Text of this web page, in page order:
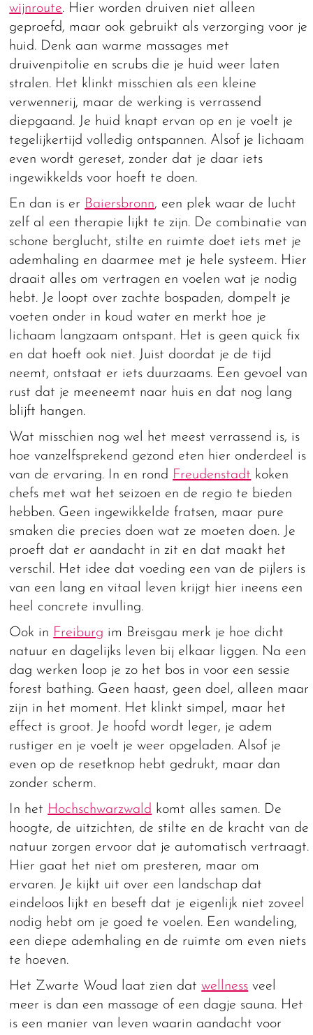
wijnroute. Hier worden druiven niet alleen
geproefd, maar ook gebruikt als verzorging voor je
huid. Denk aan warme massages met
druivenpitolie en scrubs die je huid weer laten
stralen. Het klinkt misschien als een kleine
verwennerij, maar de werking is verrassend
diepgaand. Je huid knapt ervan op en je voelt je
tegelijkertijd volledig ontspannen. Alsof je lichaam
even wordt gereset, zonder dat je daar iets
ingewikkelds voor hoeft te doen.
En dan is er Baiersbronn, een plek waar de lucht
zelf al een therapie lijkt te zijn. De combinatie van
schone berglucht, stilte en ruimte doet iets met je
ademhaling en daarmee met je hele systeem. Hier
draait alles om vertragen en voelen wat je nodig
hebt. Je loopt over zachte bospaden, dompelt je
voeten onder in koud water en merkt hoe je
lichaam langzaam ontspant. Het is geen quick fix
en dat hoeft ook niet. Juist doordat je de tijd
neemt, ontstaat er iets duurzaams. Een gevoel van
rust dat je meeneemt naar huis en dat nog lang
blijft hangen.
Wat misschien nog wel het meest verrassend is, is
hoe vanzelfsprekend gezond eten hier onderdeel is
van de ervaring. In en rond Freudenstadt koken
chefs met wat het seizoen en de regio te bieden
hebben. Geen ingewikkelde fratsen, maar pure
smaken die precies doen wat ze moeten doen. Je
proeft dat er aandacht in zit en dat maakt het
verschil. Het idee dat voeding een van de pijlers is
van een lang en vitaal leven krijgt hier ineens een
heel concrete invulling.
Ook in Freiburg im Breisgau merk je hoe dicht
natuur en dagelijks leven bij elkaar liggen. Na een
dag werken loop je zo het bos in voor een sessie
forest bathing. Geen haast, geen doel, alleen maar
zijn in het moment. Het klinkt simpel, maar het
effect is groot. Je hoofd wordt leger, je adem
rustiger en je voelt je weer opgeladen. Alsof je
even op de resetknop hebt gedrukt, maar dan
zonder scherm.
In het Hochschwarzwald komt alles samen. De
hoogte, de uitzichten, de stilte en de kracht van de
natuur zorgen ervoor dat je automatisch vertraagt.
Hier gaat het niet om presteren, maar om
ervaren. Je kijkt uit over een landschap dat
eindeloos lijkt en beseft dat je eigenlijk niet zoveel
nodig hebt om je goed te voelen. Een wandeling,
een diepe ademhaling en de ruimte om even niets
te hoeven.
Het Zwarte Woud laat zien datwellness veel
meer is dan een massage of een dagje sauna. Het
is een manier van leven waarin aandacht voor